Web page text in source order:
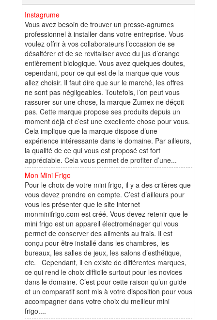
Instagrume
Vous avez besoin de trouver un presse-agrumes
professionnel à installer dans votre entreprise. Vous
voulez offrir à vos collaborateurs l’occasion de se
désaltérer et de se revitaliser avec du jus d’orange
entièrement biologique. Vous avez quelques doutes,
cependant, pour ce qui est de la marque que vous
allez choisir. Il faut dire que sur le marché, les offres
ne sont pas négligeables. Toutefois, l’on peut vous
rassurer sur une chose, la marque Zumex ne déçoit
pas. Cette marque propose ses produits depuis un
moment déjà et c’est une excellente chose pour vous.
Cela implique que la marque dispose d’une
expérience intéressante dans le domaine. Par ailleurs,
la qualité de ce qui vous est proposé est fort
appréciable. Cela vous permet de profiter d’une...
Mon Mini Frigo
Pour le choix de votre mini frigo, il y a des critères que
vous devez prendre en compte. C’est d’ailleurs pour
vous les présenter que le site internet
monminifrigo.com est créé. Vous devez retenir que le
mini frigo est un appareil électroménager qui vous
permet de conserver des aliments au frais. Il est
conçu pour être installé dans les chambres, les
bureaux, les salles de jeux, les salons d’esthétique,
etc. Cependant, il en existe de différentes marques,
ce qui rend le choix difficile surtout pour les novices
dans le domaine. C’est pour cette raison qu’un guide
et un comparatif sont mis à votre disposition pour vous
accompagner dans votre choix du meilleur mini
frigo....